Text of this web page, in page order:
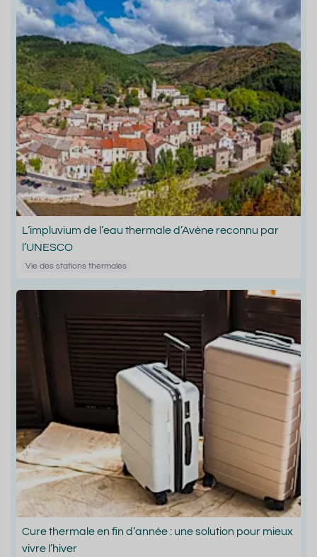
L’impluvium de l’eau thermale d’Avène reconnu par
l’UNESCO
Vie des stations thermales
Cure thermale en fin d’année : une solution pour mieux
vivre l’hiver